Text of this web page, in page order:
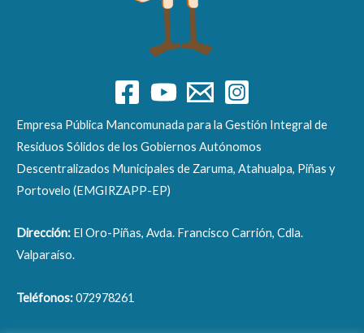
Empresa Pública Mancomunada para la Gestión Integral de
Residuos Sólidos de los Gobiernos Autónomos
Descentralizados Municipales de Zaruma, Atahualpa, Piñas y
Portovelo (EMGIRZAPP-EP)
Dirección: El Oro-Piñas, Avda. Francisco Carrión, Cdla.
Valparaíso.
Teléfonos:072978261